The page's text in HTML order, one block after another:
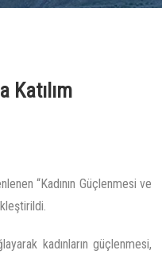
Katılım
“Kadının Güçlenmesi ve
kadınların güçlenmesi,